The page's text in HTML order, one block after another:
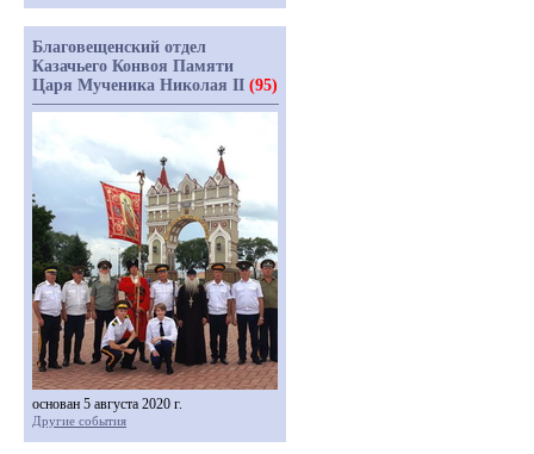
Благовещенский отдел
Казачьего Конвоя Памяти
Царя Мученика Николая II (95)
основан 5 августа 2020 г.
Другие события